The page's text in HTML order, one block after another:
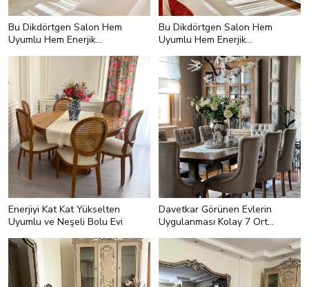
Bu Dikdörtgen Salon Hem
Uyumlu Hem Enerjik
Bu Dikdörtgen Salon Hem
Uyumlu Hem Enerjik
Enerjiyi Kat Kat Yükselten
Uyumlu ve Neşeli Bolu Evi
Davetkar Görünen Evlerin
Uygulanması Kolay 7 Ortak
<h2 style="text-align:left;">2- Taze
Çiçekler ve Yeşil Bitkiler</h2> <p
style="text-align:left;">Doğayı içeri
davet etmek eve anında canlılık